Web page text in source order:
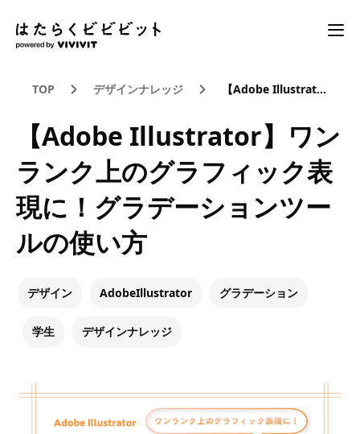
TOP デザインナレッジ 【Adobe Illustrator】ワンランク上のグラフィック表現に！グラデーションツールの使い方
【Adobe Illustrator】ワン
ランク上のグラフィック表
現に！グラデーションツー
ルの使い方
デザイン AdobeIllustrator グラデーション
学生 デザインナレッジ